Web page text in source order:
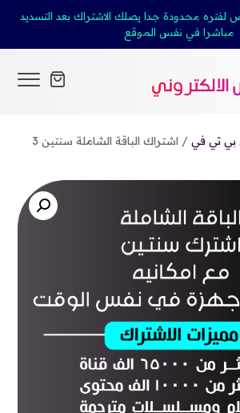
لفتره محدودة جدا يصلك الاشتراك بعد التسديد
مباشرا في نفس الموقع
بي تي في
/ اشتراك الباقة الشاملة سنتين 3